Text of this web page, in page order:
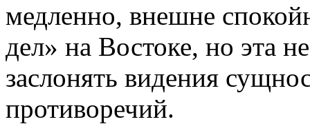
медленно, внешне
дел» на Востоке, но эта
заслонять видения
противоречий.